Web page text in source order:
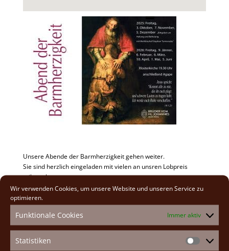
Wir verwenden Cookies, um unsere Website und unseren Service zu
optimieren.
Funktionale Cookies Immer aktiv
Statistiken
Unsere Abende der Barmherzigkeit gehen weiter.
Sie sind herzlich eingeladen mit vielen an unsren Lobpreis
teilzunehmen.
Anfang 19:30 Uhr. Anschließend Agape im Refektorium.
Eintritt frei!
Neueste Beiträge
Osterexerzitien 2026